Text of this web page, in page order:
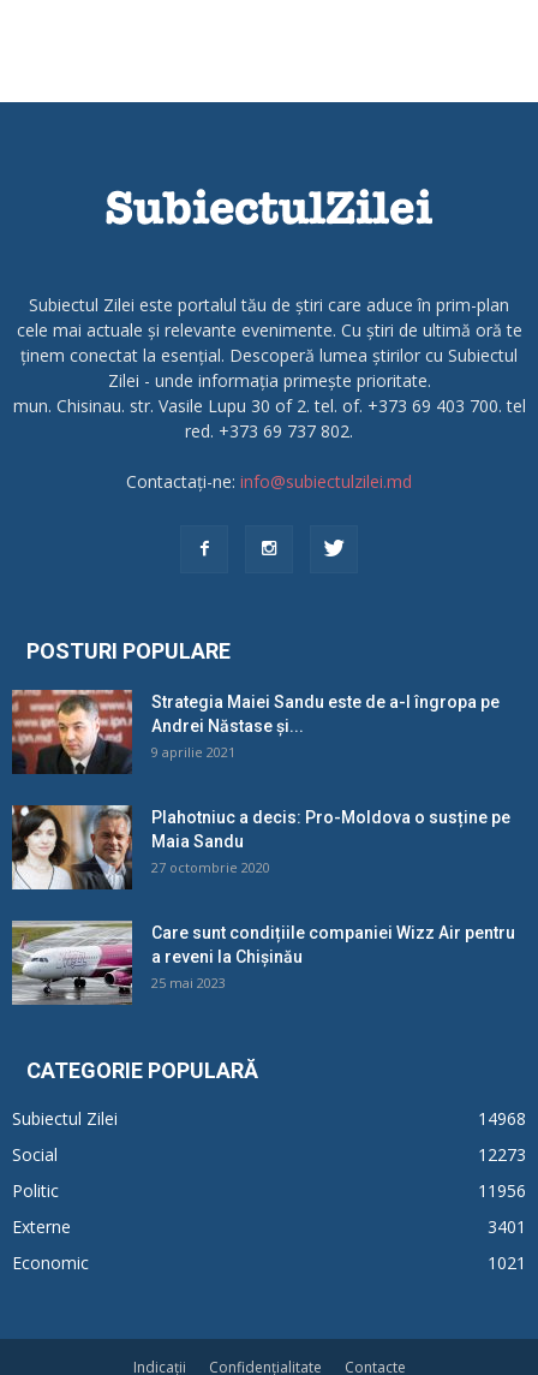
Subiectul Zilei este portalul tău de știri care aduce în prim-plan
cele mai actuale și relevante evenimente. Cu știri de ultimă oră te
ținem conectat la esențial. Descoperă lumea știrilor cu Subiectul
Zilei - unde informația primește prioritate.
mun. Chisinau. str. Vasile Lupu 30 of 2. tel. of. +373 69 403 700. tel
red. +373 69 737 802.
Contactați-ne: info@subiectulzilei.md
POSTURI POPULARE
Strategia Maiei Sandu este de a-l îngropa pe
Andrei Năstase și...
9 aprilie 2021
Plahotniuc a decis: Pro-Moldova o susține pe
Maia Sandu
27 octombrie 2020
Care sunt condițiile companiei Wizz Air pentru
a reveni la Chișinău
25 mai 2023
CATEGORIE POPULARĂ
Subiectul Zilei
14968
Social
12273
Politic
11956
Externe
3401
Economic
1021
Indicații Confidențialitate Contacte